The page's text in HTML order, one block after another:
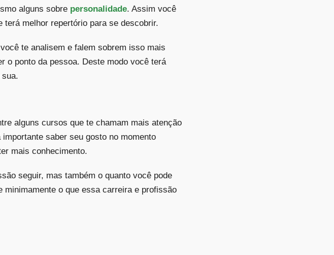
alguns sobre personalidade. Assim você
melhor repertório para se descobrir.
te analisem e falem sobrem isso mais
o ponto da pessoa. Deste modo você terá
alguns cursos que te chamam mais atenção
saber seu gosto no momento
mais conhecimento.
seguir, mas também o quanto você pode
minimamente o que essa carreira e profissão